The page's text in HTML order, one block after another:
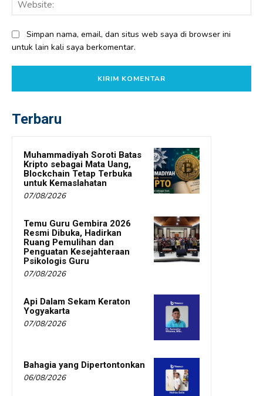
Simpan nama, email, dan situs web saya di browser ini
untuk lain kali saya berkomentar.
Terbaru
Muhammadiyah Soroti Batas
Kripto sebagai Mata Uang,
Blockchain Tetap Terbuka
untuk Kemaslahatan
07/08/2026
Temu Guru Gembira 2026
Resmi Dibuka, Hadirkan
Ruang Pemulihan dan
Penguatan Kesejahteraan
Psikologis Guru
07/08/2026
Api Dalam Sekam Keraton
Yogyakarta
07/08/2026
Bahagia yang Dipertontonkan
06/08/2026